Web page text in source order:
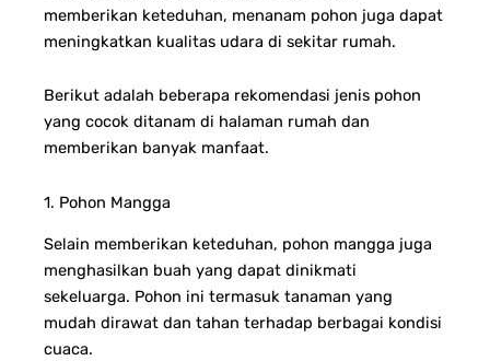
memberikan keteduhan, menanam pohon juga dapat
meningkatkan kualitas udara di sekitar rumah.
Berikut adalah beberapa rekomendasi jenis pohon
yang cocok ditanam di halaman rumah dan
memberikan banyak manfaat.
1. Pohon Mangga
Selain memberikan keteduhan, pohon mangga juga
menghasilkan buah yang dapat dinikmati
sekeluarga. Pohon ini termasuk tanaman yang
mudah dirawat dan tahan terhadap berbagai kondisi
cuaca.